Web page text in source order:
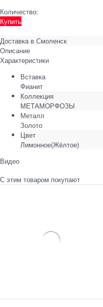
Количество:
Купить
Доставка в Смоленск
Описание
Характеристики
Вставка
Фианит
Коллекция
МЕТАМОРФОЗЫ
Металл
Золото
Цвет
Лимонное(Жёлтое)
Видео
С этим товаром покупают